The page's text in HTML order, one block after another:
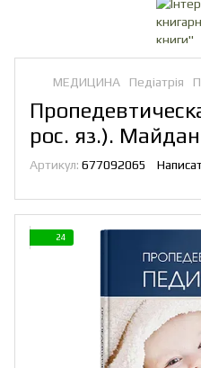
МЕДИЦИНА Педіатрія
рос. яз.).
Артикул: 677092065
24